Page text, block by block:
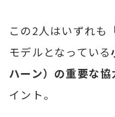
この2人はいずれも
モデルとなっている
ハーン）の重要な協
イント。